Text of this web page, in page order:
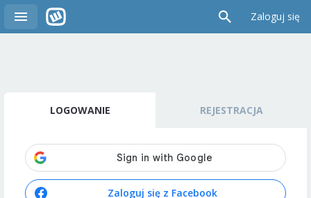
Zaloguj się
LOGOWANIE REJESTRACJA
Zaloguj się z Facebook